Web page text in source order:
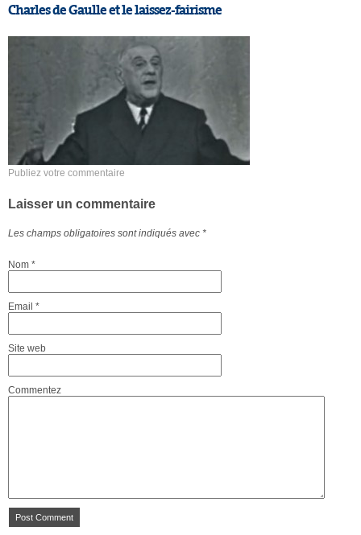
Charles de Gaulle et le laissez-fairisme
Publiez votre commentaire
Laisser un commentaire
Les champs obligatoires sont indiqués avec *
Nom *
Email *
Site web
Commentez